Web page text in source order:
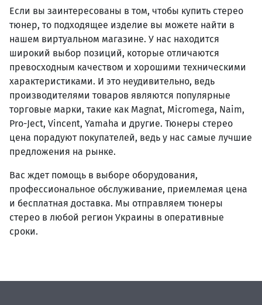
Если вы заинтересованы в том, чтобы купить стерео
тюнер, то подходящее изделие вы можете найти в
нашем виртуальном магазине. У нас находится
широкий выбор позиций, которые отличаются
превосходным качеством и хорошими техническими
характеристиками. И это неудивительно, ведь
производителями товаров являются популярные
торговые марки, такие как Magnat, Micromega, Naim,
Pro-Ject, Vincent, Yamaha и другие. Тюнеры стерео
цена порадуют покупателей, ведь у нас самые лучшие
предложения на рынке.
Вас ждет помощь в выборе оборудования,
профессиональное обслуживание, приемлемая цена
и бесплатная доставка. Мы отправляем тюнеры
стерео в любой регион Украины в оперативные
сроки.